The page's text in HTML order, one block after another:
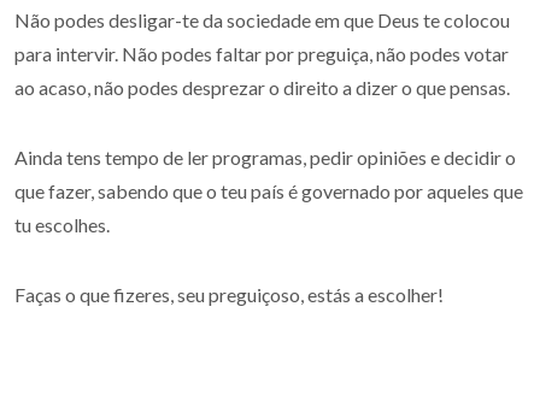
Não podes desligar-te da sociedade em que Deus te colocou
para intervir. Não podes faltar por preguiça, não podes votar
ao acaso, não podes desprezar o direito a dizer o que pensas.
Ainda tens tempo de ler programas, pedir opiniões e decidir o
que fazer, sabendo que o teu país é governado por aqueles que
tu escolhes.
Faças o que fizeres, seu preguiçoso, estás a escolher!